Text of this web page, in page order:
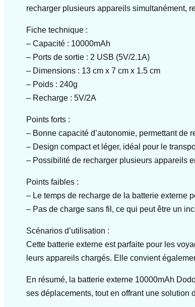
recharger plusieurs appareils simultanément,
Fiche technique :
– Capacité : 10000mAh
– Ports de sortie : 2 USB (5V/2.1A)
– Dimensions : 13 cm x 7 cm x 1.5 cm
– Poids : 240g
– Recharge : 5V/2A
Points forts :
– Bonne capacité d’autonomie, permettant de
– Design compact et léger, idéal pour le
– Possibilité de recharger plusieurs appareils
Points faibles :
– Le temps de recharge de la batterie externe
– Pas de charge sans fil, ce qui peut être un
Scénarios d’utilisation :
Cette batterie externe est parfaite pour les
leurs appareils chargés. Elle convient
En résumé, la batterie externe 10000mAh
ses déplacements, tout en offrant une